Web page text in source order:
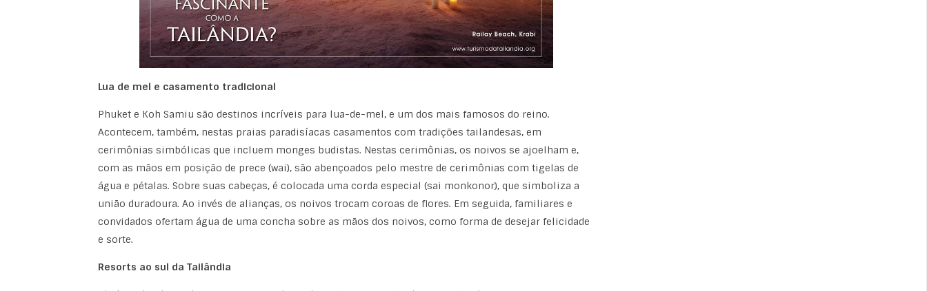
Lua de mel e casamento tradicional
Phuket e Koh Samiu são destinos incríveis para lua-de-mel, e um dos mais famosos do reino.
Acontecem, também, nestas praias paradisíacas casamentos com tradições tailandesas, em
cerimônias simbólicas que incluem monges budistas. Nestas cerimônias, os noivos se ajoelham e,
com as mãos em posição de prece (wai), são abençoados pelo mestre de cerimônias com tigelas de
água e pétalas. Sobre suas cabeças, é colocada uma corda especial (sai monkonor), que simboliza a
união duradoura. Ao invés de alianças, os noivos trocam coroas de flores. Em seguida, familiares e
convidados ofertam água de uma concha sobre as mãos dos noivos, como forma de desejar felicidade
e sorte.
Resorts ao sul da Tailândia